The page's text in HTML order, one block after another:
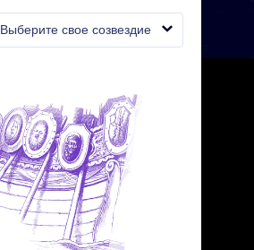
Выберите свое созвездие